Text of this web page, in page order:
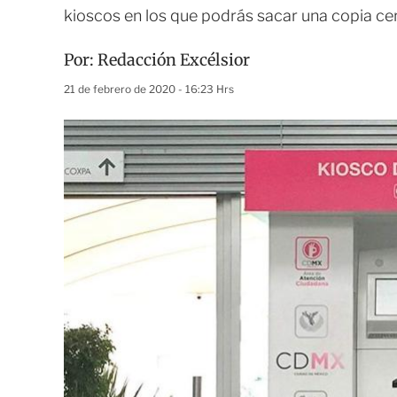
kioscos en los que podrás sacar una copia
Por: Redacción Excélsior
21 de febrero de 2020 - 16:23 Hrs